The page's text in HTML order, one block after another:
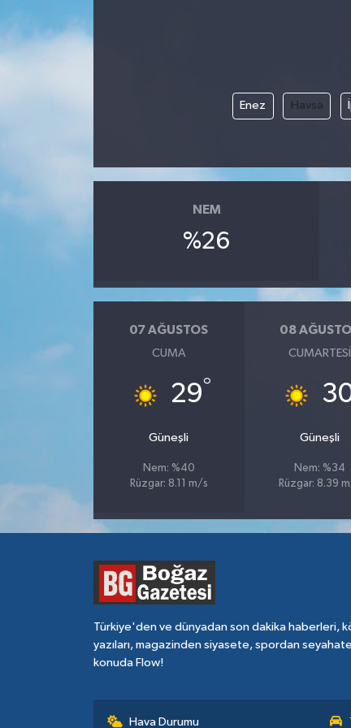
Enez Havsa
NEM
%26
07 AĞUSTOS
CUMA
29°
Güneşli
Nem: %40
Rüzgar: 8.11 m/s
08
CUMARTESI
Güneşli
Nem: %34
Rüzgar: 8.39
Türkiye'den ve dünyadan son dakika haberleri,
yazıları, magazinden siyasete, spordan
konuda Flow!
Hava Durumu